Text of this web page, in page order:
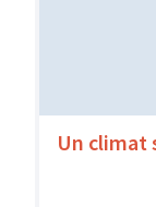
Un climat